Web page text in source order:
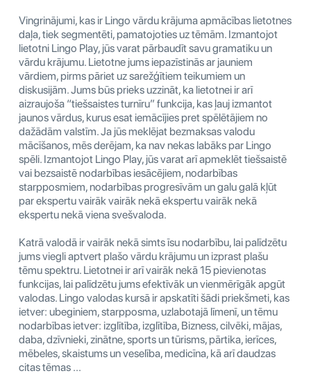
Vingrinājumi, kas ir Lingo vārdu krājuma apmācības lietotnes
daļa, tiek segmentēti, pamatojoties uz tēmām. Izmantojot
lietotni Lingo Play, jūs varat pārbaudīt savu gramatiku un
vārdu krājumu. Lietotne jums iepazīstinās ar jauniem
vārdiem, pirms pāriet uz sarežģītiem teikumiem un
diskusijām. Jums būs prieks uzzināt, ka lietotnei ir arī
aizraujoša “tiešsaistes turnīru” funkcija, kas ļauj izmantot
jaunos vārdus, kurus esat iemācījies pret spēlētājiem no
dažādām valstīm. Ja jūs meklējat bezmaksas valodu
mācīšanos, mēs derējam, ka nav nekas labāks par Lingo
spēli. Izmantojot Lingo Play, jūs varat arī apmeklēt tiešsaistē
vai bezsaistē nodarbības iesācējiem, nodarbības
starpposmiem, nodarbības progresīvām un galu galā kļūt
par ekspertu vairāk vairāk nekā ekspertu vairāk nekā
ekspertu nekā viena svešvaloda.
Katrā valodā ir vairāk nekā simts īsu nodarbību, lai palīdzētu
jums viegli aptvert plašo vārdu krājumu un izprast plašu
tēmu spektru. Lietotnei ir arī vairāk nekā 15 pievienotas
funkcijas, lai palīdzētu jums efektīvāk un vienmērīgāk apgūt
valodas. Lingo valodas kursā ir apskatīti šādi priekšmeti, kas
ietver: ubeginiem, starpposma, uzlabotajā līmenī, un tēmu
nodarbības ietver: izglītība, izglītība, Bizness, cilvēki, mājas,
daba, dzīvnieki, zinātne, sports un tūrisms, pārtika, ierīces,
mēbeles, skaistums un veselība, medicīna, kā arī daudzas
citas tēmas ...